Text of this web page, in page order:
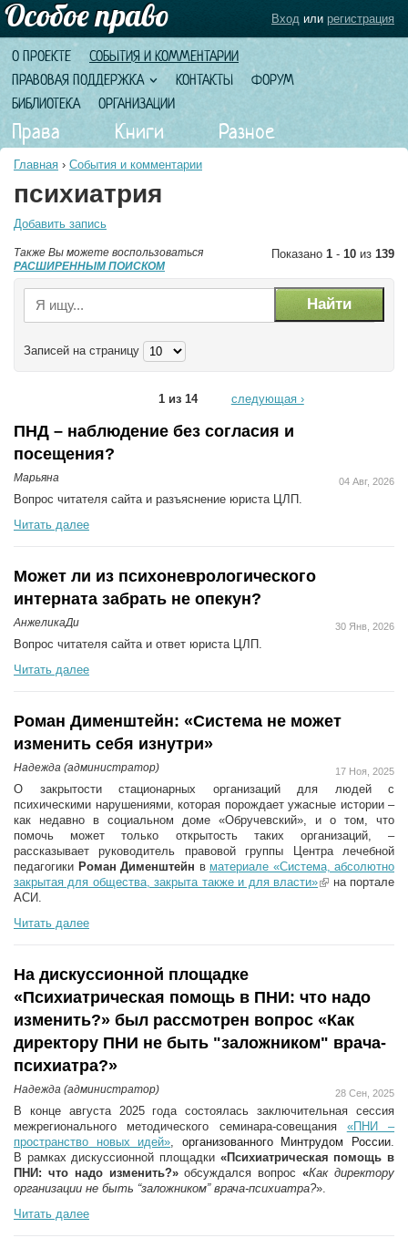
О ПРОЕКТЕ
СОБЫТИЯ И КОММЕНТАРИИ
ПРАВОВАЯ ПОДДЕРЖКА
КОНТАКТЫ
ФОРУМ
БИБЛИОТЕКА
ОРГАНИЗАЦИИ
Права Книги Разное
Вход или регистрация
Главная › События и комментарии
психиатрия
Добавить запись
Показано 1 - 10 из 139
Также Вы можете воспользоваться
РАСШИРЕННЫМ ПОИСКОМ
Записей на страницу
1 из 14 следующая ›
ПНД – наблюдение без согласия и
посещения?
04 Авг, 2026
Марьяна
Вопрос читателя сайта и разъяснение юриста ЦЛП.
Читать далее
Может ли из психоневрологического
интерната забрать не опекун?
30 Янв, 2026
АнжеликаДи
Вопрос читателя сайта и ответ юриста ЦЛП.
Читать далее
Роман Дименштейн: «Система не может
изменить себя изнутри»
17 Ноя, 2025
Надежда (администратор)
О закрытости стационарных организаций для людей с
психическими нарушениями, которая порождает ужасные истории –
как недавно в социальном доме «Обручевский», и о том, что
помочь может только открытость таких организаций, –
рассказывает руководитель правовой группы Центра лечебной
педагогики Роман Дименштейн в материале «Система, абсолютно
закрытая для общества, закрыта также и для власти»(link is
на портале
АСИ.
Читать далее
На дискуссионной площадке
«Психиатрическая помощь в ПНИ: что надо
изменить?» был рассмотрен вопрос «Как
директору ПНИ не быть "заложником" врача-
психиатра?»
28 Сен, 2025
Надежда (администратор)
В конце августа 2025 года состоялась заключительная сессия
межрегионального методического семинара-совещания
«ПНИ –
пространство новых идей», организованного Минтрудом России.
В рамках дискуссионной площадки «Психиатрическая помощь в
ПНИ: что надо изменить?»обсуждался вопрос«Как директору
организации не быть “заложником” врача-психиатра?».
Читать далее